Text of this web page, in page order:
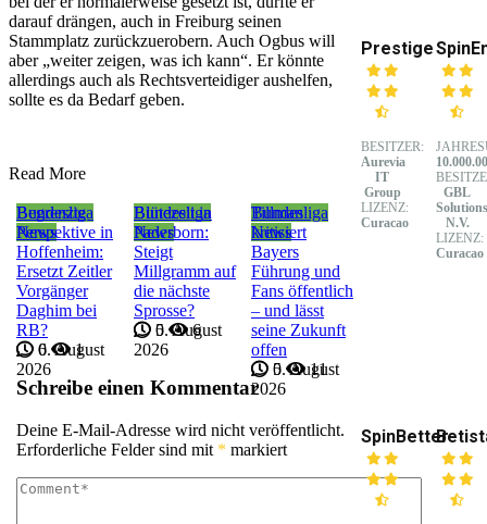
darauf drängen, auch in Freiburg seinen
Stammplatz zurückzuerobern. Auch Ogbus will
aber „weiter zeigen, was ich kann“. Er könnte
allerdings auch als Rechtsverteidiger aushelfen,
sollte es da Bedarf geben.
Read More
Bundesliga
News
Begrenzte
Perspektive in
Hoffenheim:
Ersetzt Zeitler
Vorgänger
Daghim bei
RB?
6. August
2026
0 1
Bundesliga
News
Blütezeit in
Paderborn:
Steigt
Millgramm auf
die nächste
Sprosse?
5. August
2026
0 6
Bundesliga
News
Tillman
kritisiert
Bayers
Führung und
Fans öffentlich
– und lässt
seine Zukunft
offen
5. August
2026
0 11
Schreibe einen Kommentar
Deine E-Mail-Adresse wird nicht veröffentlicht.
Erforderliche Felder sind mit * markiert
Prestige
BESITZER:
Aurevia
IT
Group
LIZENZ:
Curacao
GBL
Solutions
N.V.
LIZENZ:
Curacao
SpinBetter